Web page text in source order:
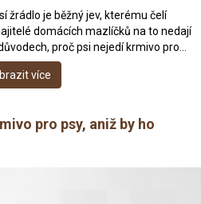
žrádlo je běžný jev, kterému čelí
domácích mazlíčků na to nedají
proč psi nejedí krmivo pro…
více
pro psy, aniž by ho